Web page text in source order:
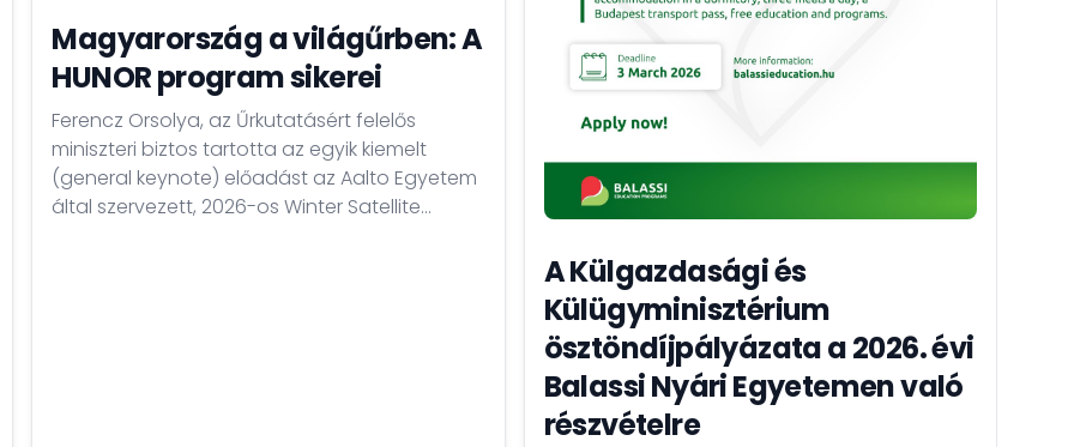
Magyarország a világűrben: A
HUNOR program sikerei
Ferencz Orsolya, az Űrkutatásért felelős
miniszteri biztos tartotta az egyik kiemelt
(general keynote) előadást az Aalto Egyetem
által szervezett, 2026-os Winter Satellite
A Külgazdasági és
Külügyminisztérium
ösztöndíjpályázata a 2026. évi
Balassi Nyári Egyetemen való
részvételre